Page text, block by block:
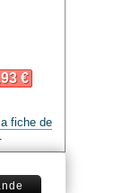
€
la fiche de
.